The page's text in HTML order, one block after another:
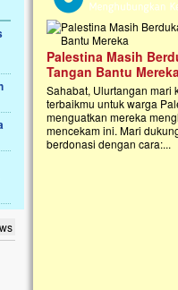
nyaris
Palestina Masih
Tangan Bantu
Sahabat, Ulurtangan mari
terbaikmu untuk warga
menguatkan mereka
mencekam ini. Mari
berdonasi dengan cara:...